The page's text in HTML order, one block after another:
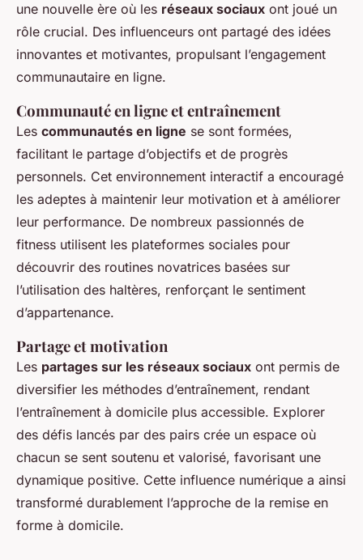
une nouvelle ère où les réseaux sociaux ont joué un
rôle crucial. Des influenceurs ont partagé des idées
innovantes et motivantes, propulsant l’engagement
communautaire en ligne.
Communauté en ligne et entraînement
Les communautés en ligne se sont formées,
facilitant le partage d’objectifs et de progrès
personnels. Cet environnement interactif a encouragé
les adeptes à maintenir leur motivation et à améliorer
leur performance. De nombreux passionnés de
fitness utilisent les plateformes sociales pour
découvrir des routines novatrices basées sur
l’utilisation des haltères, renforçant le sentiment
d’appartenance.
Partage et motivation
Les partages sur les réseaux sociaux ont permis de
diversifier les méthodes d’entraînement, rendant
l’entraînement à domicile plus accessible. Explorer
des défis lancés par des pairs crée un espace où
chacun se sent soutenu et valorisé, favorisant une
dynamique positive. Cette influence numérique a ainsi
transformé durablement l’approche de la remise en
forme à domicile.